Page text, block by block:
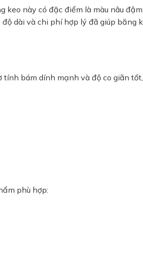
này có đặc điểm là màu nâu
dài và chi phí hợp lý đã giúp băng
bám dính mạnh và độ co giãn
phù hợp: